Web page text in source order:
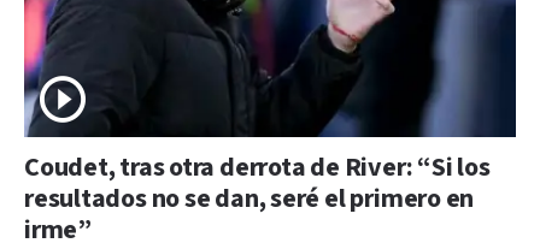
Coudet, tras otra derrota de River: “Si los
resultados no se dan, seré el primero en
irme”